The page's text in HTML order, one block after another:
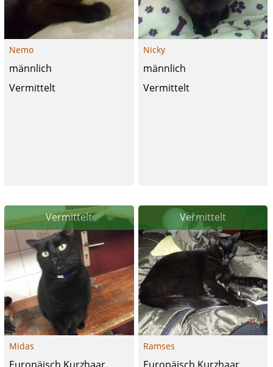
Nemo
männlich
Vermittelt
Nicky
männlich
Vermittelt
Vermittelt
Midas
Vermittelt
Ramses